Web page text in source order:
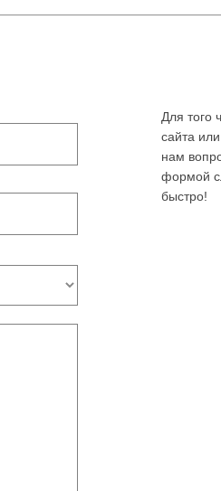
Для того
сайта
нам
формой
быстро!